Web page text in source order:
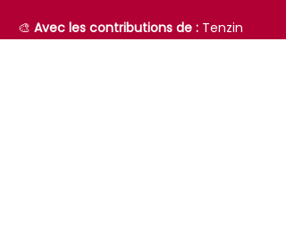
🎨 Avec les contributions de : Tenzin